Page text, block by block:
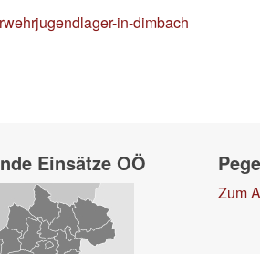
in-dimbach
Einsätze OÖ
Zum